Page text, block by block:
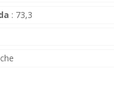
: 73,3